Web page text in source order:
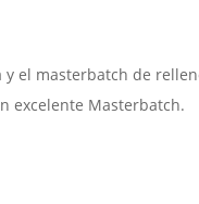
el masterbatch de
excelente Masterbatch.